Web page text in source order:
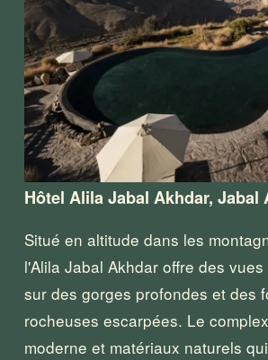
Hôtel Alila Jabal Akhdar, Jabal
Situé en altitude dans les
l'Alila Jabal Akhdar offre des
sur des gorges profondes et des
rocheuses escarpées. Le
moderne et matériaux naturels